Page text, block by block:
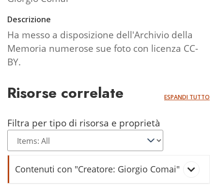
Descrizione
Ha messo a disposizione dell'Archivio della
Memoria numerose sue foto con licenza CC-
BY.
Risorse correlate ESPANDI TUTTO
Filtra per tipo di risorsa e proprietà
Contenuti con "Creatore: Giorgio Comai"